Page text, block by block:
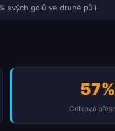
svých gólů ve druhé půli
57%
Celková